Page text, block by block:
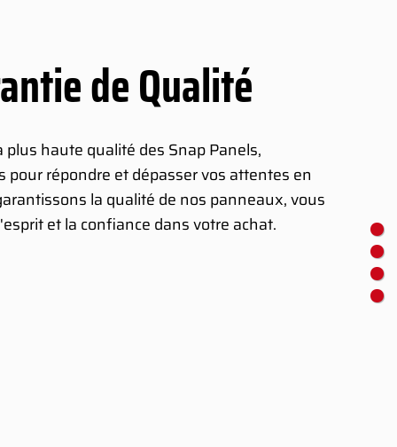
de Qualité
plus haute qualité des Snap Panels,
répondre et dépasser vos attentes en
la qualité de nos panneaux, vous
et la confiance dans votre achat.